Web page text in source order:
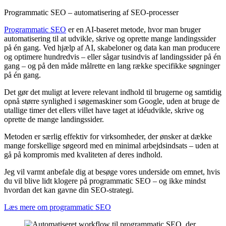
Programmatic SEO – automatisering af SEO-processer
Programmatic SEO er en AI-baseret metode, hvor man bruger
automatisering til at udvikle, skrive og oprette mange landingssider
på én gang. Ved hjælp af AI, skabeloner og data kan man producere
og optimere hundredvis – eller sågar tusindvis af landingssider på én
gang – og på den måde målrette en lang række specifikke søgninger
på én gang.
Det gør det muligt at levere relevant indhold til brugerne og samtidig
opnå større synlighed i søgemaskiner som Google, uden at bruge de
utallige timer det ellers villet have taget at idéudvikle, skrive og
oprette de mange landingssider.
Metoden er særlig effektiv for virksomheder, der ønsker at dække
mange forskellige søgeord med en minimal arbejdsindsats – uden at
gå på kompromis med kvaliteten af deres indhold.
Jeg vil varmt anbefale dig at besøge vores underside om emnet, hvis
du vil blive lidt klogere på programmatic SEO – og ikke mindst
hvordan det kan gavne din SEO-strategi.
Læs mere om programmatic SEO